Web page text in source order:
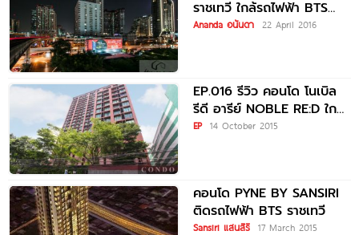
ราชเทวี ใกล้รถไฟฟ้า BTS
ราชเทวี เพียง
Ananda อนันดา 22 April 2016
EP.016 รีวิว คอนโด โนเบิล
รีดี อารีย์ NOBLE RE:D ใกล้
BTS
EP 14 October 2015
คอนโด PYNE BY SANSIRI
ติดรถไฟฟ้า BTS ราชเทวี
Sansiri แสนสิริ 17 March 2015